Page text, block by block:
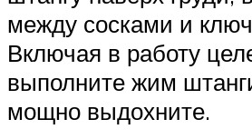
между сосками и
Включая в работу
выполните жим
мощно выдохните.